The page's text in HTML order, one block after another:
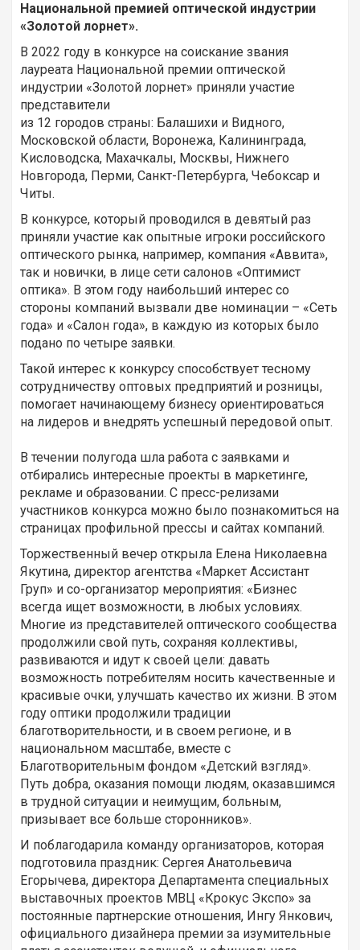
Национальной премией оптической индустрии
«Золотой лорнет».
В 2022 году в конкурсе на соискание звания
лауреата Национальной премии оптической
индустрии «Золотой лорнет» приняли участие
представители
из 12 городов страны: Балашихи и Видного,
Московской области, Воронежа, Калининграда,
Кисловодска, Махачкалы, Москвы, Нижнего
Новгорода, Перми, Санкт-Петербурга, Чебоксар и
Читы.
В конкурсе, который проводился в девятый раз
приняли участие как опытные игроки российского
оптического рынка, например, компания «Аввита»,
так и новички, в лице сети салонов «Оптимист
оптика». В этом году наибольший интерес со
стороны компаний вызвали две номинации – «Сеть
года» и «Салон года», в каждую из которых было
подано по четыре заявки.
Такой интерес к конкурсу способствует тесному
сотрудничеству оптовых предприятий и розницы,
помогает начинающему бизнесу ориентироваться
на лидеров и внедрять успешный передовой опыт.
В течении полугода шла работа с заявками и
отбирались интересные проекты в маркетинге,
рекламе и образовании. С пресс-релизами
участников конкурса можно было познакомиться на
страницах профильной прессы и сайтах компаний.
Торжественный вечер открыла Елена Николаевна
Якутина, директор агентства «Маркет Ассистант
Груп» и со-организатор мероприятия: «Бизнес
всегда ищет возможности, в любых условиях.
Многие из представителей оптического сообщества
продолжили свой путь, сохраняя коллективы,
развиваются и идут к своей цели: давать
возможность потребителям носить качественные и
красивые очки, улучшать качество их жизни. В этом
году оптики продолжили традиции
благотворительности, и в своем регионе, и в
национальном масштабе, вместе с
Благотворительным фондом «Детский взгляд».
Путь добра, оказания помощи людям, оказавшимся
в трудной ситуации и неимущим, больным,
призывает все больше сторонников».
И поблагодарила команду организаторов, которая
подготовила праздник: Сергея Анатольевича
Егорычева, директора Департамента специальных
выставочных проектов МВЦ «Крокус Экспо» за
постоянные партнерские отношения, Ингу Янкович,
официального дизайнера премии за изумительные